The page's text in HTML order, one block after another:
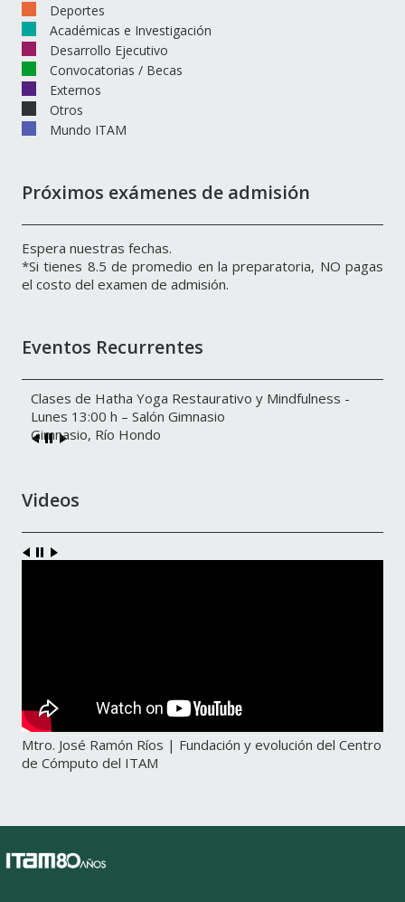
Deportes
Académicas e Investigación
Desarrollo Ejecutivo
Convocatorias / Becas
Externos
Otros
Mundo ITAM
Próximos exámenes de admisión
Espera nuestras fechas.
*Si tienes 8.5 de promedio en la preparatoria, NO pagas
el costo del examen de admisión.
Eventos Recurrentes
Clases de Hatha Yoga Restaurativo y Mindfulness -
Lunes 13:00 h – Salón Gimnasio
Gimnasio, Río Hondo
Videos
Mtro. José Ramón Ríos | Fundación y evolución del Centro
de Cómputo del ITAM